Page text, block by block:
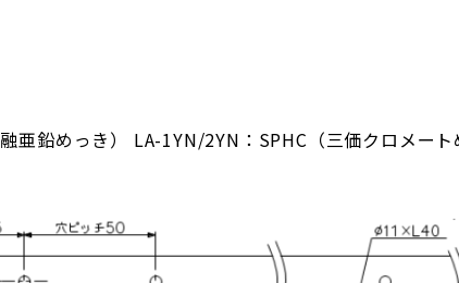
亜鉛めっき） LA-1YN/2YN：SPHC（三価クロメート